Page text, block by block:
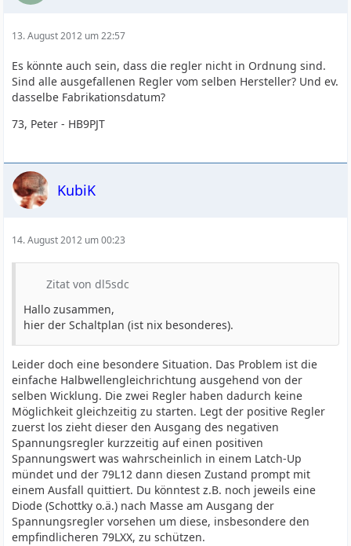
13. August 2012 um 22:57
Es könnte auch sein, dass die regler nicht in Ordnung sind.
Sind alle ausgefallenen Regler vom selben Hersteller? Und ev.
dasselbe Fabrikationsdatum?
73, Peter - HB9PJT
KubiK
14. August 2012 um 00:23
Zitat von dl5sdc
Hallo zusammen,
hier der Schaltplan (ist nix besonderes).
Leider doch eine besondere Situation. Das Problem ist die
einfache Halbwellengleichrichtung ausgehend von der
selben Wicklung. Die zwei Regler haben dadurch keine
Möglichkeit gleichzeitig zu starten. Legt der positive Regler
zuerst los zieht dieser den Ausgang des negativen
Spannungsregler kurzzeitig auf einen positiven
Spannungswert was wahrscheinlich in einem Latch-Up
mündet und der 79L12 dann diesen Zustand prompt mit
einem Ausfall quittiert. Du könntest z.B. noch jeweils eine
Diode (Schottky o.ä.) nach Masse am Ausgang der
Spannungsregler vorsehen um diese, insbesondere den
empfindlicheren 79LXX, zu schützen.